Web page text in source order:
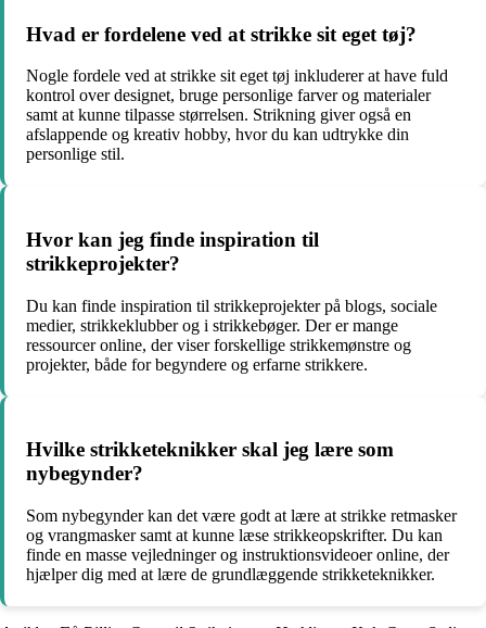
Hvad er fordelene ved at strikke sit eget tøj?
Nogle fordele ved at strikke sit eget tøj inkluderer at have fuld
kontrol over designet, bruge personlige farver og materialer
samt at kunne tilpasse størrelsen. Strikning giver også en
afslappende og kreativ hobby, hvor du kan udtrykke din
personlige stil.
Hvor kan jeg finde inspiration til
strikkeprojekter?
Du kan finde inspiration til strikkeprojekter på blogs, sociale
medier, strikkeklubber og i strikkebøger. Der er mange
ressourcer online, der viser forskellige strikkemønstre og
projekter, både for begyndere og erfarne strikkere.
Hvilke strikketeknikker skal jeg lære som
nybegynder?
Som nybegynder kan det være godt at lære at strikke retmasker
og vrangmasker samt at kunne læse strikkeopskrifter. Du kan
finde en masse vejledninger og instruktionsvideoer online, der
hjælper dig med at lære de grundlæggende strikketeknikker.